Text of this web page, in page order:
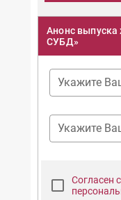
Анонс
СУБД»
Укажите
Укажите
Согласен